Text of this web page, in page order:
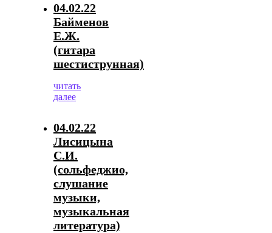
04.02.22
Байменов
Е.Ж.
(гитара
шестиструнная)
читать
далее
04.02.22
Лисицына
С.И.
(сольфеджио,
слушание
музыки,
музыкальная
литература)